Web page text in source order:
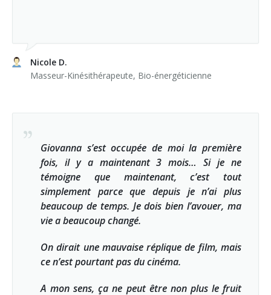
Nicole D.
Masseur-Kinésithérapeute, Bio-énergéticienne
Giovanna s’est occupée de moi la première
fois, il y a maintenant 3 mois… Si je ne
témoigne que maintenant, c’est tout
simplement parce que depuis je n’ai plus
beaucoup de temps. Je dois bien l’avouer, ma
vie a beaucoup changé.
On dirait une mauvaise réplique de film, mais
ce n’est pourtant pas du cinéma.
A mon sens, ça ne peut être non plus le fruit